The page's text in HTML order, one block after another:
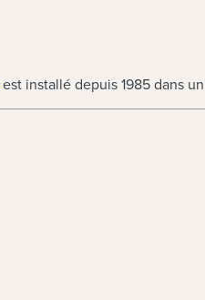
est installé depuis 1985 dans